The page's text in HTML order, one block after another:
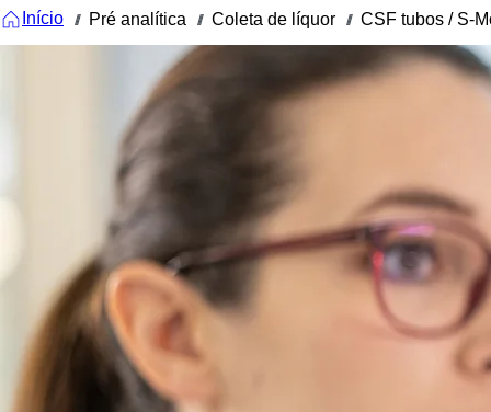
Início /// Pré analítica /// Coleta de líquor /// CSF tubos / S-